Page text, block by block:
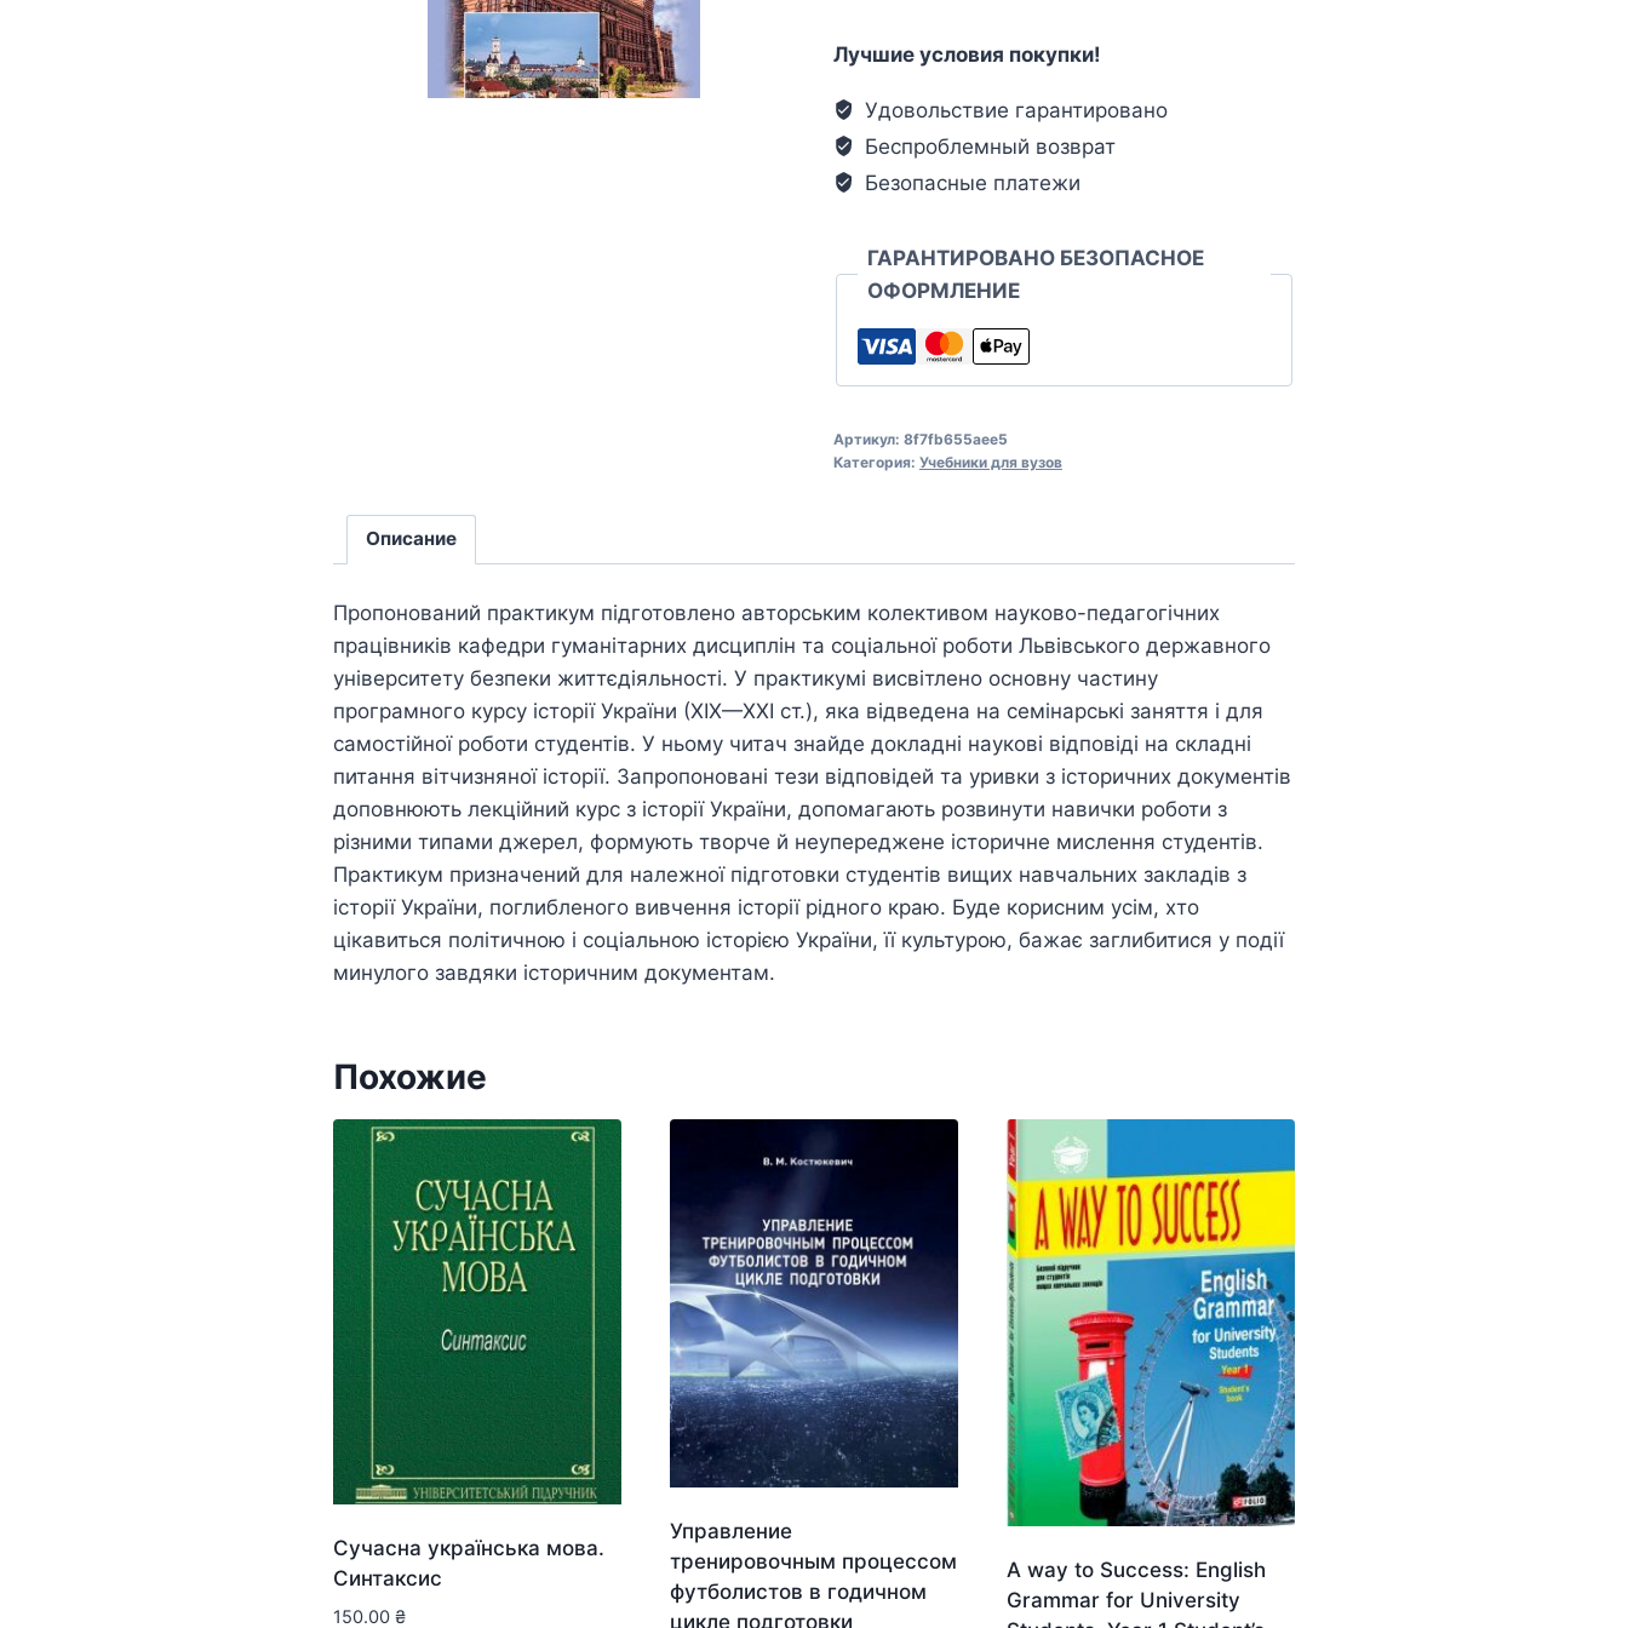
Лучшие условия покупки!
Удовольствие гарантировано
Беспроблемный возврат
Безопасные платежи
ГАРАНТИРОВАНО БЕЗОПАСНОЕ
ОФОРМЛЕНИЕ
Артикул: 8f7fb655aee5
Категория: Учебники для вузов
Описание
Пропонований практикум підготовлено авторським колективом науково-педагогічних
працівників кафедри гуманітарних дисциплін та соціальної роботи Львівського державного
університету безпеки життєдіяльності. У практикумі висвітлено основну частину
програмного курсу історії України (ХІХ—ХХІ ст.), яка відведена на семінарські заняття і для
самостійної роботи студентів. У ньому читач знайде докладні наукові відповіді на складні
питання вітчизняної історії. Запропоновані тези відповідей та уривки з історичних документів
доповнюють лекційний курс з історії України, допомагають розвинути навички роботи з
різними типами джерел, формують творче й неупереджене історичне мислення студентів.
Практикум призначений для належної підготовки студентів вищих навчальних закладів з
історії України, поглибленого вивчення історії рідного краю. Буде корисним усім, хто
цікавиться політичною і соціальною історією України, її культурою, бажає заглибитися у події
минулого завдяки історичним документам.
Похожие
Сучасна українська мова.
Синтаксис
150.00 ₴
Управление
тренировочным процессом
футболистов в годичном
цикле подготовки
A way to Success: English
Grammar for University